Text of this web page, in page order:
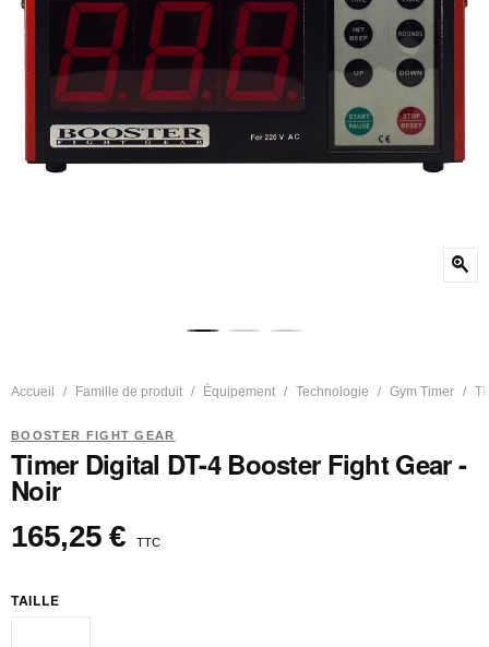
zoom_in
Accueil Famille de produit Équipement Technologie Gym Timer
BOOSTER FIGHT GEAR
Timer Digital DT-4 Booster Fight Gear -
Noir
165,25 € TTC
TAILLE